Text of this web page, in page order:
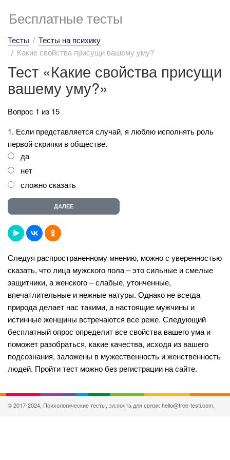
Бесплатные тесты
Тесты
Тесты на психику
Какие свойства присущи вашему уму?
Тест «Какие свойства присущи
вашему уму?»
Вопрос 1 из 15
1. Если представляется случай, я люблю исполнять роль
первой скрипки в обществе.
да
нет
сложно сказать
Следуя распространенному мнению, можно с уверенностью
сказать, что лица мужского пола – это сильные и смелые
защитники, а женского – слабые, утонченные,
впечатлительные и нежные натуры. Однако не всегда
природа делает нас такими, а настоящие мужчины и
истинные женщины встречаются все реже. Следующий
бесплатный опрос определит все свойства вашего ума и
поможет разобраться, какие качества, исходя из вашего
подсознания, заложены в мужественность и женственность
людей. Пройти тест можно без регистрации на сайте.
© 2017-2024, Психологические тесты, эл.почта для связи: hello@free-testi.com.